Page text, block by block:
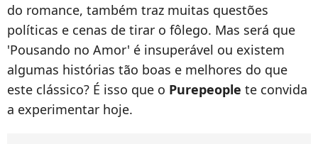
do romance, também traz muitas questões
políticas e cenas de tirar o fôlego. Mas será que
'Pousando no Amor' é insuperável ou existem
algumas histórias tão boas e melhores do que
este clássico? É isso que o Purepeople te convida
a experimentar hoje.